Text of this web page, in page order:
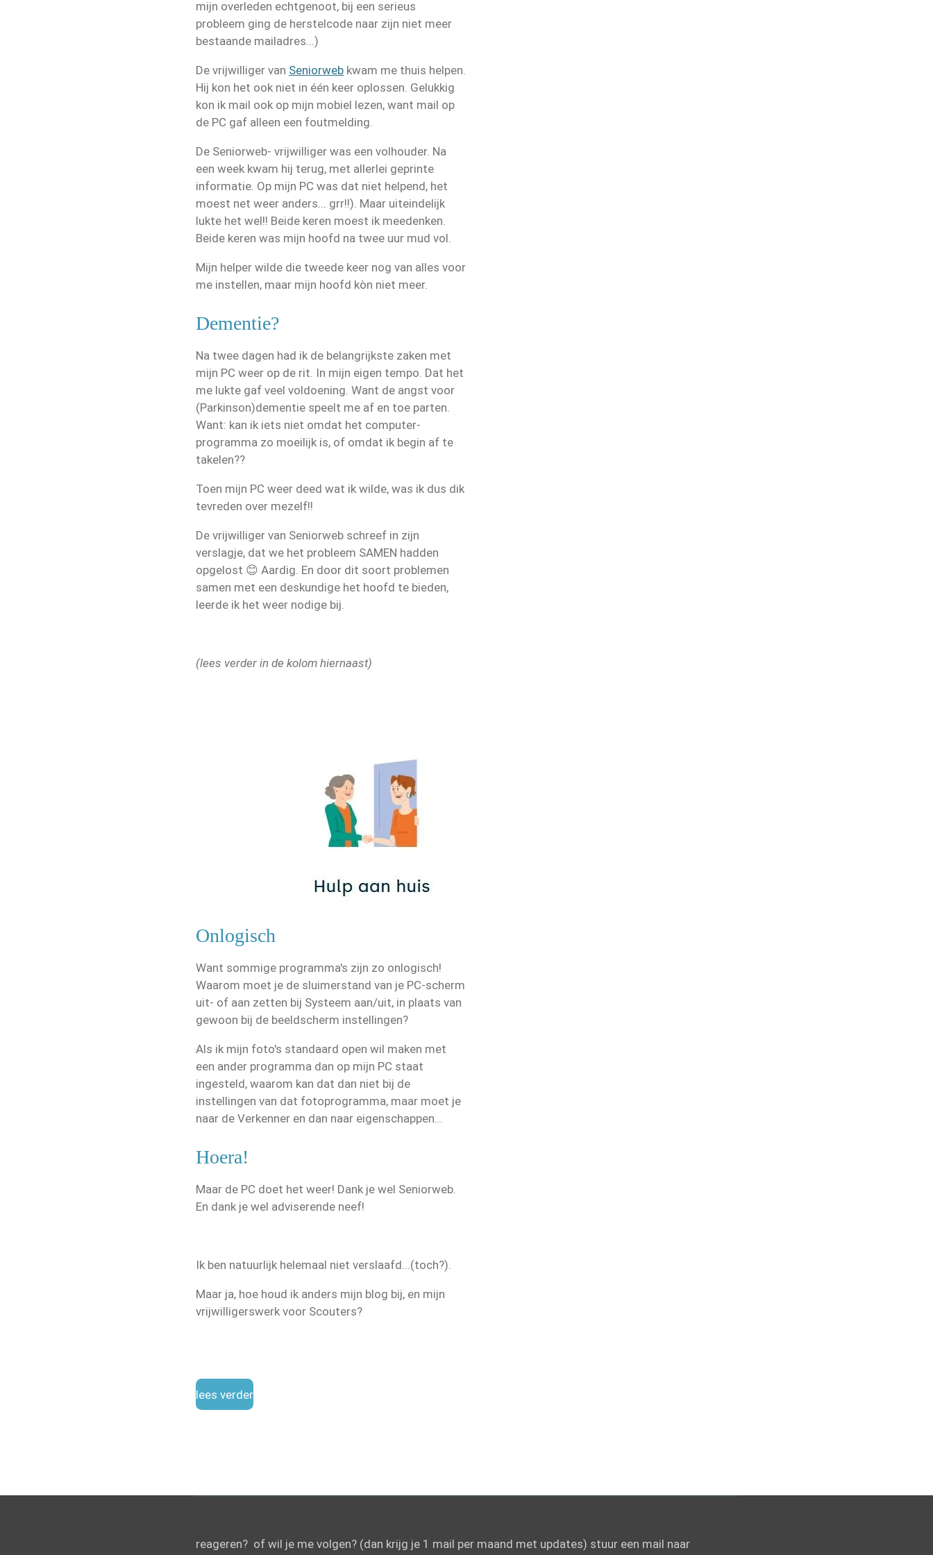
mijn overleden echtgenoot, bij een serieus
probleem ging de herstelcode naar zijn niet meer
bestaande mailadres...)
De vrijwilliger van Seniorweb kwam me thuis helpen.
Hij kon het ook niet in één keer oplossen. Gelukkig
kon ik mail ook op mijn mobiel lezen, want mail op
de PC gaf alleen een foutmelding.
De Seniorweb- vrijwilliger was een volhouder. Na
een week kwam hij terug, met allerlei geprinte
informatie. Op mijn PC was dat niet helpend, het
moest net weer anders... grr!!). Maar uiteindelijk
lukte het wel!! Beide keren moest ik meedenken.
Beide keren was mijn hoofd na twee uur mud vol.
Mijn helper wilde die tweede keer nog van alles voor
me instellen, maar mijn hoofd kòn niet meer.
Dementie?
Na twee dagen had ik de belangrijkste zaken met
mijn PC weer op de rit. In mijn eigen tempo. Dat het
me lukte gaf veel voldoening. Want de angst voor
(Parkinson)dementie speelt me af en toe parten.
Want: kan ik iets niet omdat het computer-
programma zo moeilijk is, of omdat ik begin af te
takelen??
Toen mijn PC weer deed wat ik wilde, was ik dus dik
tevreden over mezelf!!
De vrijwilliger van Seniorweb schreef in zijn
verslagje, dat we het probleem SAMEN hadden
opgelost 😊 Aardig. En door dit soort problemen
samen met een deskundige het hoofd te bieden,
leerde ik het weer nodige bij.
(lees verder in de kolom hiernaast)
Onlogisch
Want sommige programma's zijn zo onlogisch!
Waarom moet je de sluimerstand van je PC-scherm
uit- of aan zetten bij Systeem aan/uit, in plaats van
gewoon bij de beeldscherm instellingen?
Als ik mijn foto's standaard open wil maken met
een ander programma dan op mijn PC staat
ingesteld, waarom kan dat dan niet bij de
instellingen van dat fotoprogramma, maar moet je
naar de Verkenner en dan naar eigenschappen...
Hoera!
Maar de PC doet het weer! Dank je wel Seniorweb.
En dank je wel adviserende neef!
Ik ben natuurlijk helemaal niet verslaafd...(toch?).
Maar ja, hoe houd ik anders mijn blog bij, en mijn
vrijwilligerswerk voor Scouters?
lees verder
reageren? of wil je me volgen? (dan krijg je 1 mail per maand met updates) stuur een mail naar